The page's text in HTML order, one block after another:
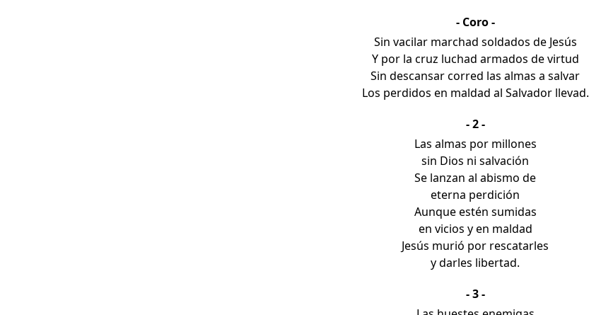
- Coro -
Sin vacilar marchad soldados de Jesús
Y por la cruz luchad armados de virtud
Sin descansar corred las almas a salvar
Los perdidos en maldad al Salvador llevad.
- 2 -
Las almas por millones
sin Dios ni salvación
Se lanzan al abismo de
eterna perdición
Aunque estén sumidas
en vicios y en maldad
Jesús murió por rescatarles
y darles libertad.
- 3 -